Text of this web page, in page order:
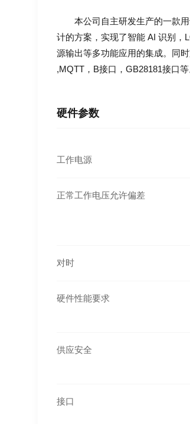
本公司自主研发生产的一款
计的方案，实现了智能 AI 识别，
源输出等多功能应用的集成。同
,MQTT，B接口，GB28181接口
硬件参数
工作电源
正常工作电压允许偏差
对时
硬件性能要求
供应安全
接口